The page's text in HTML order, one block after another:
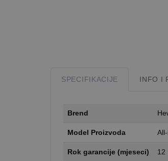
SPECIFIKACIJE INFO I
Brend
Model Proizvoda
Rok garancije (mjeseci) 12